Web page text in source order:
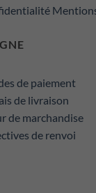
de paiement
de livraison
de marchandise
de renvoi